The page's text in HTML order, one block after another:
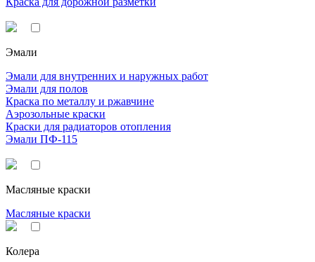
Эмали
Эмали для внутренних и наружных работ
Эмали для полов
Краска по металлу и ржавчине
Аэрозольные краски
Краски для радиаторов отопления
Эмали ПФ-115
Масляные краски
Масляные краски
Колера